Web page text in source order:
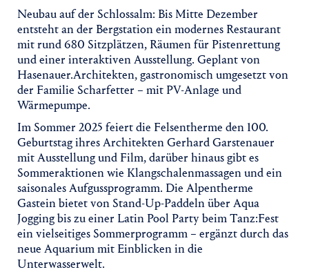
Neubau auf der Schlossalm: Bis Mitte Dezember
entsteht an der Bergstation ein modernes Restaurant
mit rund 680 Sitzplätzen, Räumen für Pistenrettung
und einer interaktiven Ausstellung. Geplant von
Hasenauer.Architekten, gastronomisch umgesetzt von
der Familie Scharfetter – mit PV-Anlage und
Wärmepumpe.
Im Sommer 2025 feiert die Felsentherme den 100.
Geburtstag ihres Architekten Gerhard Garstenauer
mit Ausstellung und Film, darüber hinaus gibt es
Sommeraktionen wie Klangschalenmassagen und ein
saisonales Aufgussprogramm. Die Alpentherme
Gastein bietet von Stand-Up-Paddeln über Aqua
Jogging bis zu einer Latin Pool Party beim Tanz:Fest
ein vielseitiges Sommerprogramm – ergänzt durch das
neue Aquarium mit Einblicken in die
Unterwasserwelt.